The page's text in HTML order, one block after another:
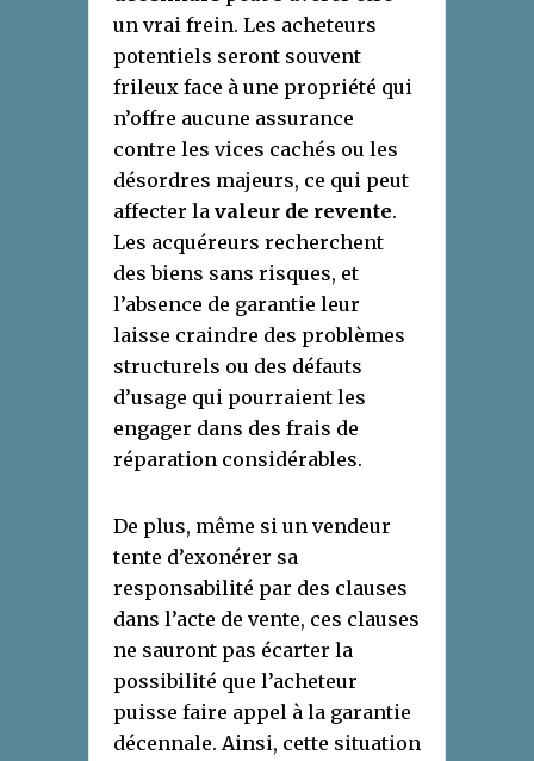
un vrai frein. Les acheteurs
potentiels seront souvent
frileux face à une propriété qui
n’offre aucune assurance
contre les vices cachés ou les
désordres majeurs, ce qui peut
affecter la valeur de revente.
Les acquéreurs recherchent
des biens sans risques, et
l’absence de garantie leur
laisse craindre des problèmes
structurels ou des défauts
d’usage qui pourraient les
engager dans des frais de
réparation considérables.
De plus, même si un vendeur
tente d’exonérer sa
responsabilité par des clauses
dans l’acte de vente, ces clauses
ne sauront pas écarter la
possibilité que l’acheteur
puisse faire appel à la garantie
décennale. Ainsi, cette situation